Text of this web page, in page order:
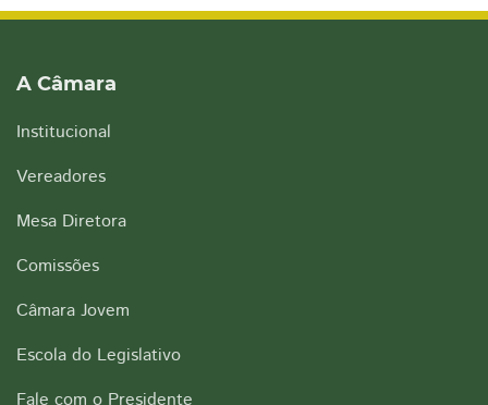
A Câmara
Institucional
Vereadores
Mesa Diretora
Comissões
Câmara Jovem
Escola do Legislativo